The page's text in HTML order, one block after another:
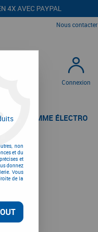
4X AVEC PAYPAL
Nous contacter
Connexion
LA GAMME ÉLECTRO
non
et du
et
donnez
Vous
de la